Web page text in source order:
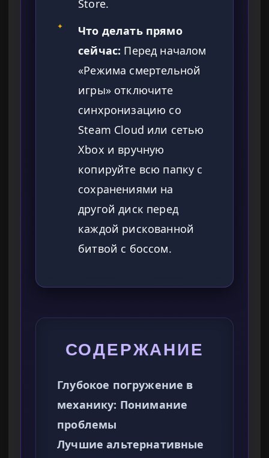
Store.
✦
Что делать прямо
сейчас: Перед началом
«Режима смертельной
игры» отключите
синхронизацию со
Steam Cloud или сетью
Xbox и вручную
копируйте всю папку с
сохранениями на
другой диск перед
каждой рискованной
битвой с боссом.
СОДЕРЖАНИЕ
Глубокое погружение в
механику: Понимание
проблемы
Лучшие альтернативные